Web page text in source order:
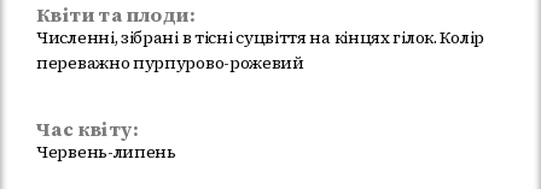
Квіти та плоди:
Численні, зібрані в тісні суцвіття на кінцях гілок. Колір
переважно пурпурово-рожевий
Час квіту:
Червень-липень